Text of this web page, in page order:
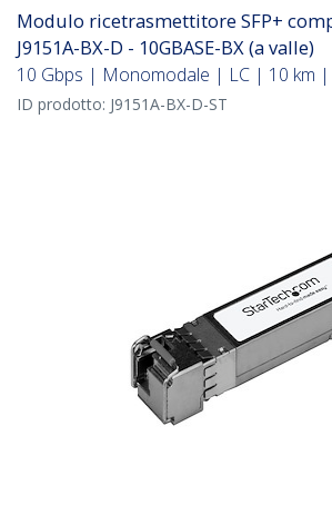
Modulo ricetrasmettitore SFP+
J9151A-BX-D - 10GBASE-BX (a valle)
10 Gbps | Monomodale | LC | 10 km |
ID prodotto: J9151A-BX-D-ST